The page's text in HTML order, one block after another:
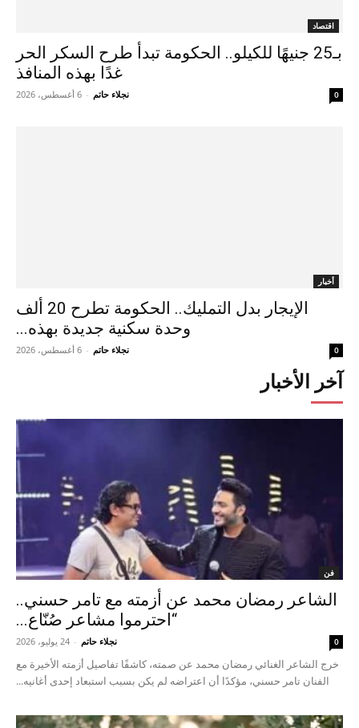
اقتصاد
بـ25 جنيهًا للكيلو.. الحكومة تبدأ طرح السكر الحر
غدًا بهذه المنافذ
نجلاء حاتم - 6 أغسطس، 2026 0
أخبار
الإيجار بدل التمليك.. الحكومة تطرح 20 ألف
وحدة سكنية جديدة بهذه...
نجلاء حاتم - 6 أغسطس، 2026 0
آخر الأخبار
فن
الشاعر رمضان محمد عن أزمته مع تامر حسني..
“احترموا مشاعر صُنّاع...
نجلاء حاتم - 24 يوليو، 2026 0
خرج الشاعر الغنائي رمضان محمد عن صمته، كاشفًا تفاصيل أزمته الأخيرة مع
الفنان تامر حسني، مؤكدًا أن اعتراضه لم يكن بسبب استبعاد إحدى أغانيه...